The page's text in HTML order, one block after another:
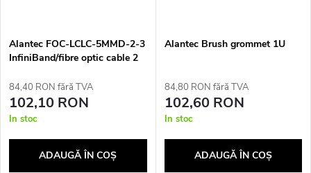
Alantec FOC-LCLC-5MMD-2-3
InfiniBand/fibre optic cable 2
84,40 RON fără TVA
102,10 RON
In stoc
ADAUGĂ ÎN COŞ
Alantec Brush grommet 1U
84,80 RON fără TVA
102,60 RON
In stoc
ADAUGĂ ÎN COŞ